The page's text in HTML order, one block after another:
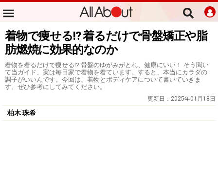
着物で痩せる!? 着るだけで骨盤矯正や脂
肪燃焼に効果的なのか
着物を着るだけで痩せる!? 骨盤のゆがみがとれ、健康にいい！ そう聞い
て当ガイド、実は毎日家で着物を着ています。すると、本当にカラダの
調子がいいんです。今回は、着物とボディケアについて書いていきま
す。ぜひ参考にしてみてください。
更新日： 2025年01月18日
柏木 珠希